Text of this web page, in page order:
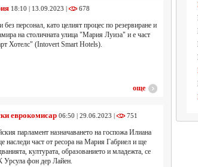
18:10 | 13.09.2023 | 678
персонал, като целият процес по резервиране и
на столичната улица "Мария Луиза" и е част
Хотелс" (Intovert Smart Hotels).
още
еврокомисар 06:50 | 29.06.2023 | 751
парламент назначаването на госпожа Илиана
наследи част от ресора на Мария Габриел и ще
културата, образованието и младежта, се
Урсула фон дер Лайен.